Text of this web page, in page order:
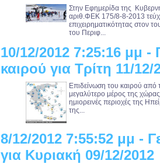
Στην Εφημερίδα της
αριθ.ΦΕΚ 175/8-8-2013
επιχειρηματικότητας
του Περιφ...
10/12/2012 7:25:16 μμ
καιρού για Τρίτη 11/12/
Επιδείνωση του καιρού από
μεγαλύτερο μέρος της
ημιορεινές περιοχές της
της...
8/12/2012 7:55:52 μμ -
για Κυριακή 09/12/2012